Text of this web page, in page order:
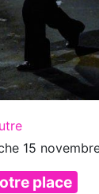
15
place